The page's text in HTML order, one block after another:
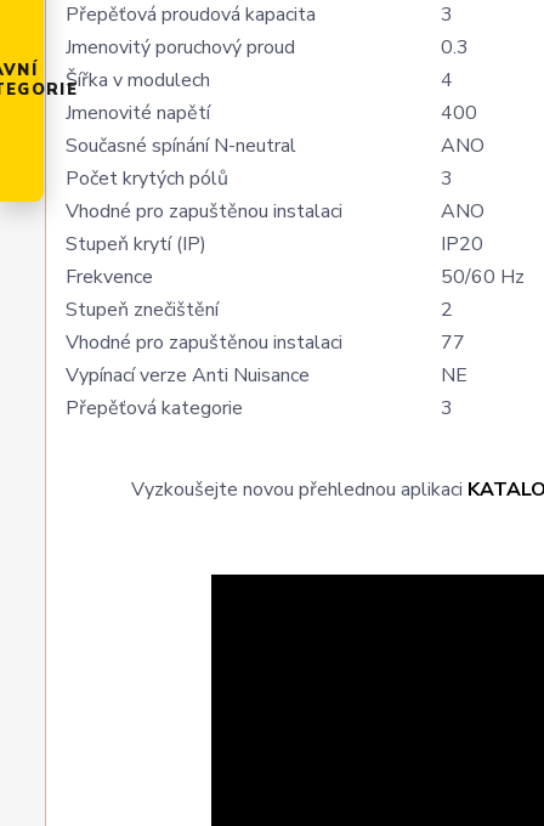
Přepěťová proudová kapacita
3
Jmenovitý poruchový proud
0.3
Šířka v modulech
4
Jmenovité napětí
400
Současné spínání N-neutral
ANO
Počet krytých pólů
3
Vhodné pro zapuštěnou instalaci
ANO
Stupeň krytí (IP)
IP20
Frekvence
50/60 Hz
Stupeň znečištění
2
Vhodné pro zapuštěnou instalaci
77
Vypínací verze Anti Nuisance
NE
Přepěťová kategorie
3
Vyzkoušejte novou přehlednou aplikaci